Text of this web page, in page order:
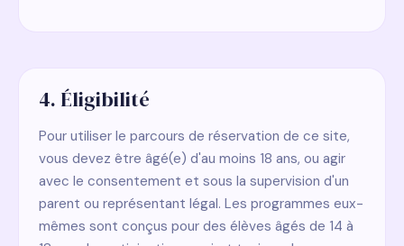
4. Éligibilité
Pour utiliser le parcours de réservation de ce site,
vous devez être âgé(e) d'au moins 18 ans, ou agir
avec le consentement et sous la supervision d'un
parent ou représentant légal. Les programmes eux-
mêmes sont conçus pour des élèves âgés de 14 à